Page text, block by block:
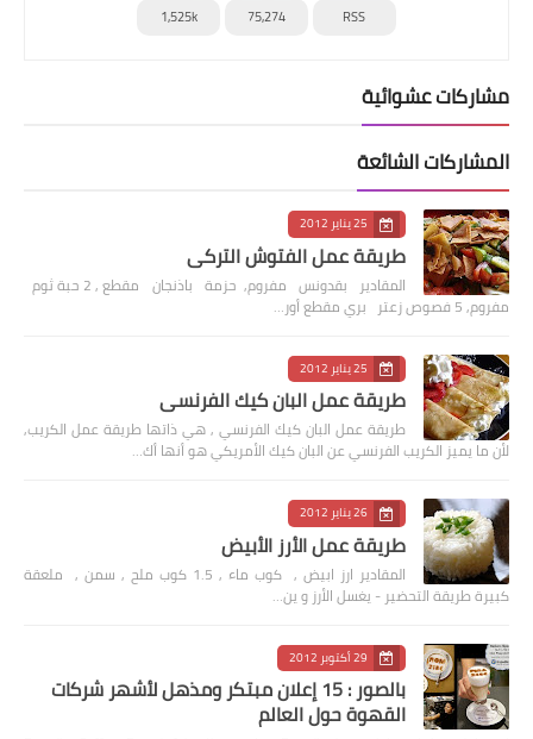
RSS
75,274
1,525k
مشاركات عشوائية
المشاركات الشائعة
25 يناير 2012
طريقة عمل الفتوش التركي
المقادير بقدونس مفروم, حزمة باذنجان مقطع , 2 حبة ثوم
مفروم, 5 فصوص زعتر بري مقطع أور…
25 يناير 2012
طريقة عمل البان كيك الفرنسي
طريقة عمل البان كيك الفرنسي , هي ذاتها طريقة عمل الكريب,
لأن ما يميز الكريب الفرنسي عن البان كيك الأمريكي هو أنها أك…
26 يناير 2012
طريقة عمل الأرز الأبيض
المقادير ارز ابيض , كوب ماء , 1.5 كوب ملح , سمن , ملعقة
كبيرة طريقة التحضير - يغسل الأرز و ين…
29 أكتوبر 2012
بالصور : 15 إعلان مبتكر ومذهل لأشهر شركات
القهوة حول العالم